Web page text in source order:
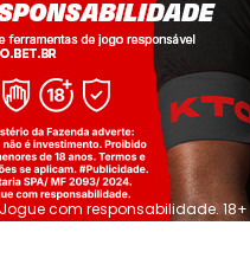
Jogue com responsabilidade. 18+